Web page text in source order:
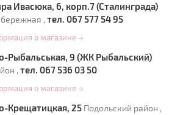
Ивасюка, 6, корп.7 (Сталинграда)
, тел. 067 577 54 95
о магазине →
Рыбальськая, 9 (ЖК Рыбальский)
, тел. 067 536 03 50
о магазине →
Крещатицкая, 25 Подольский район ,